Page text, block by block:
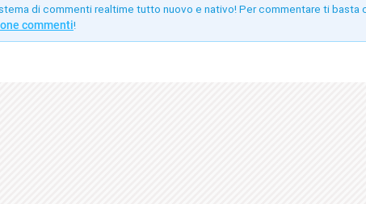
di commenti realtime tutto nuovo e nativo! Per commentare ti basta
commenti!